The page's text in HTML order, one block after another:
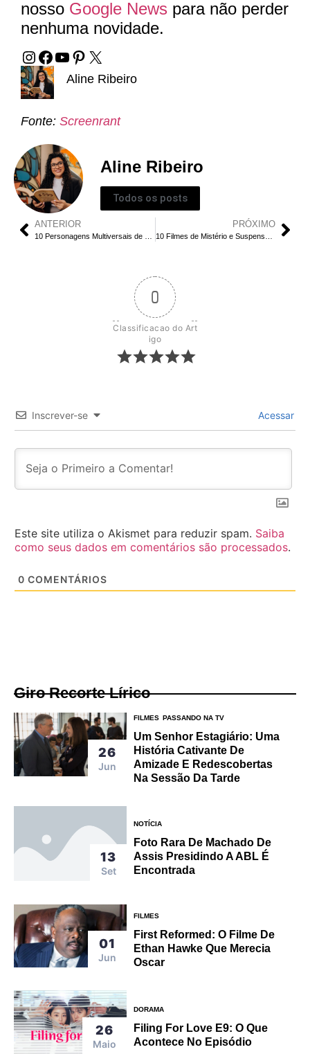
nosso Google News para não perder
nenhuma novidade.
Aline Ribeiro
Fonte: Screenrant
Aline Ribeiro
Todos os posts
ANTERIOR
10 Personagens Multiversais de What If Mais Incríveis da 3ª Temporada
PRÓXIMO
10 Filmes de Mistério e Suspense Excelentes Para Fãs de Agatha Christie
0
Classificacao do Art
igo
Inscrever-se Acessar
Este site utiliza o Akismet para reduzir spam. Saiba
como seus dados em comentários são processados.
0 COMENTÁRIOS
Giro Recorte Lírico
26
Jun
FILMES PASSANDO NA TV
Um Senhor Estagiário: Uma
História Cativante De
Amizade E Redescobertas
Na Sessão Da Tarde
13
Set
NOTÍCIA
Foto Rara De Machado De
Assis Presidindo A ABL É
Encontrada
01
Jun
FILMES
First Reformed: O Filme De
Ethan Hawke Que Merecia
Oscar
26
Maio
DORAMA
Filing For Love E9: O Que
Acontece No Episódio